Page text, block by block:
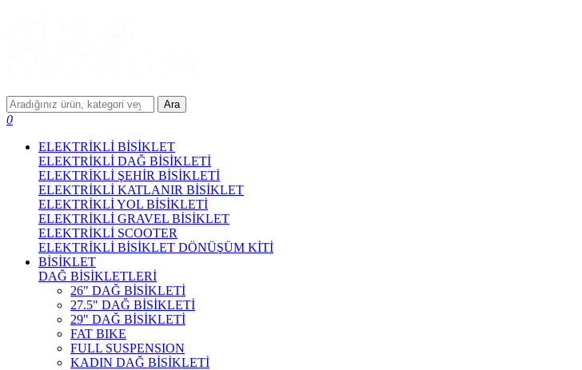
Ara
0
ELEKTRİKLİ BİSİKLET
ELEKTRİKLİ DAĞ BİSİKLETİ
ELEKTRİKLİ ŞEHİR BİSİKLETİ
ELEKTRİKLİ KATLANIR BİSİKLET
ELEKTRİKLİ YOL BİSİKLETİ
ELEKTRİKLİ GRAVEL BİSİKLET
ELEKTRİKLİ SCOOTER
ELEKTRİKLİ BİSİKLET DÖNÜŞÜM KİTİ
BİSİKLET
DAĞ BİSİKLETLERİ
26" DAĞ BİSİKLETİ
27.5" DAĞ BİSİKLETİ
29" DAĞ BİSİKLETİ
FAT BIKE
FULL SUSPENSION
KADIN DAĞ BİSİKLETİ